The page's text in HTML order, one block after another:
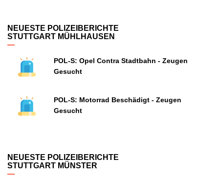
NEUESTE POLIZEIBERICHTE
STUTTGART MÜHLHAUSEN
POL-S: Opel Contra Stadtbahn - Zeugen
Gesucht
POL-S: Motorrad Beschädigt - Zeugen
Gesucht
NEUESTE POLIZEIBERICHTE
STUTTGART MÜNSTER